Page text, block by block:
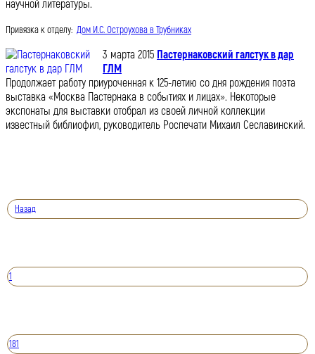
научной литературы.
Привязка к отделу: Дом И.С. Остроухова в Трубниках
3 марта 2015 Пастернаковский галстук в дар
ГЛМ
Продолжает работу приуроченная к 125-летию со дня рождения поэта
выставка «Москва Пастернака в событиях и лицах». Некоторые
экспонаты для выставки отобрал из своей личной коллекции
известный библиофил, руководитель Роспечати Михаил Сеславинский.
Назад
1
181